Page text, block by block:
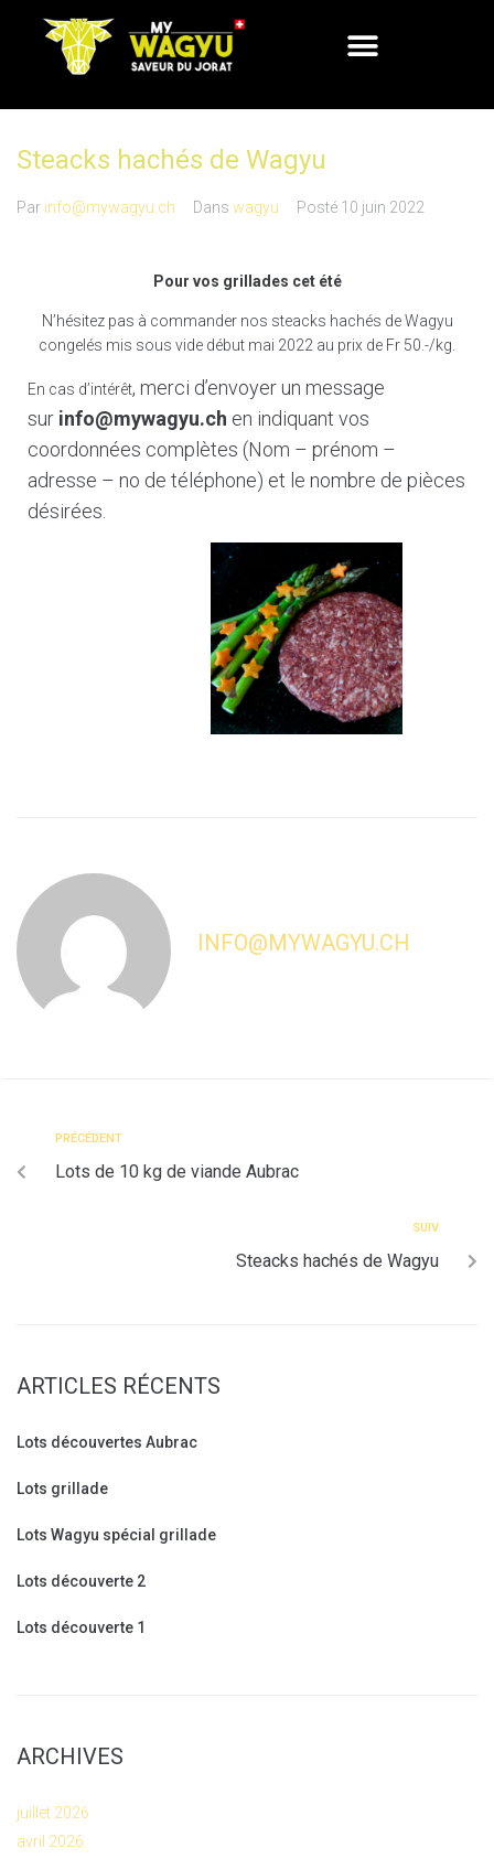
Steacks hachés de Wagyu
Par info@mywagyu.ch Dans wagyu Posté 10 juin 2022
Pour vos grillades cet été
N’hésitez pas à commander nos steacks hachés de Wagyu
congelés mis sous vide début mai 2022 au prix de Fr 50.-/kg.
En cas d’intérêt, merci d’envoyer un message
sur info@mywagyu.ch en indiquant vos
coordonnées complètes (Nom – prénom –
adresse – no de téléphone) et le nombre de pièces
désirées.
INFO@MYWAGYU.CH
PRÉCÉDENT
Lots de 10 kg de viande Aubrac
SUIV
Steacks hachés de Wagyu
ARTICLES RÉCENTS
Lots découvertes Aubrac
Lots grillade
Lots Wagyu spécial grillade
Lots découverte 2
Lots découverte 1
ARCHIVES
juillet 2026
avril 2026